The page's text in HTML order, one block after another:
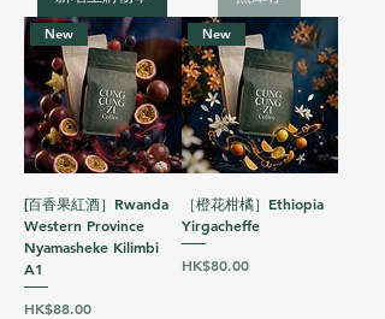
New
[百香果紅酒］Rwanda
Western Province
Nyamasheke Kilimbi
A1
價格
HK$88.00
New
［橙花柑橘］Ethiopia
Yirgacheffe
價格
HK$80.00